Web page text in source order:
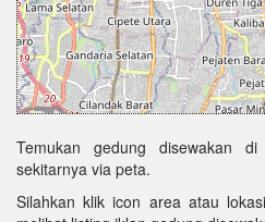
Temukan gedung disewakan
sekitarnya via peta.
Silahkan klik icon area atau